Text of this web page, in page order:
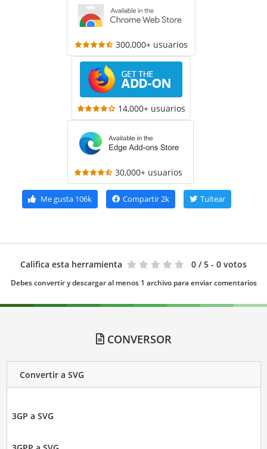
300,000+ usuarios
14,000+ usuarios
30,000+ usuarios
Me gusta106k Compartir2k Tuitear
Califica esta herramienta 0 / 5 - 0 votos
Debes convertir y descargar al menos 1 archivo para enviar comentarios
CONVERSOR
Convertir a SVG
3GP a SVG